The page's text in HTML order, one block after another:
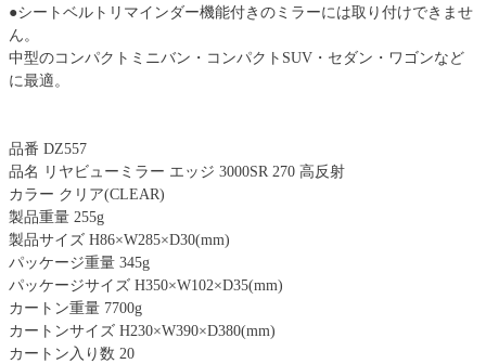
●シートベルトリマインダー機能付きのミラーには取り付けできませ
ん。
中型のコンパクトミニバン・コンパクトSUV・セダン・ワゴンなど
に最適。
品番 DZ557
品名 リヤビューミラー エッジ 3000SR 270 高反射
カラー クリア(CLEAR)
製品重量 255g
製品サイズ H86×W285×D30(mm)
パッケージ重量 345g
パッケージサイズ H350×W102×D35(mm)
カートン重量 7700g
カートンサイズ H230×W390×D380(mm)
カートン入り数 20